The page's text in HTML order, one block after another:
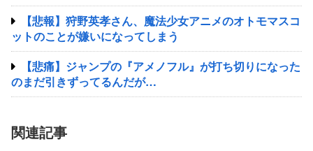
【悲報】狩野英孝さん、魔法少女アニメのオトモマスコ
ットのことが嫌いになってしまう
【悲痛】ジャンプの『アメノフル』が打ち切りになった
のまだ引きずってるんだが…
関連記事